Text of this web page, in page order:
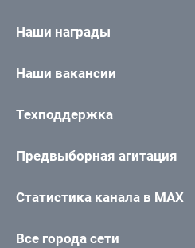
Наши награды
Наши вакансии
Техподдержка
Предвыборная агитация
Статистика канала в MAX
Все города сети